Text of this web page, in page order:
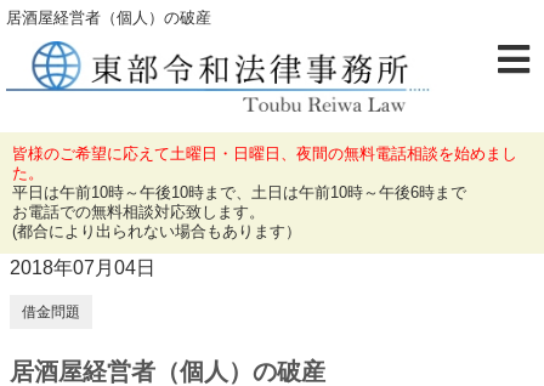
居酒屋経営者（個人）の破産
皆様のご希望に応えて土曜日・日曜日、夜間の無料電話相談を始めまし
た。
平日は午前10時～午後10時まで、土日は午前10時～午後6時まで
お電話での無料相談対応致します。
(都合により出られない場合もあります）
2018年07月04日
借金問題
居酒屋経営者（個人）の破産